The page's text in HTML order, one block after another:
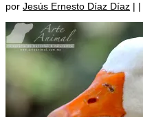
por Jesús Ernesto Díaz Díaz | |